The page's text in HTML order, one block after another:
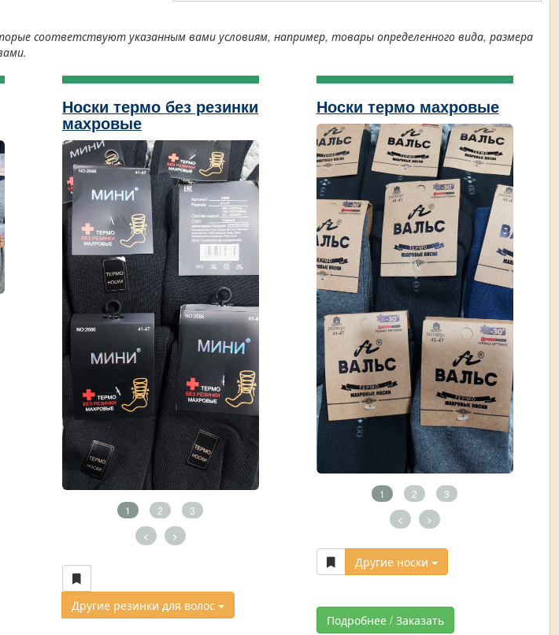
соответствуют указанным вами условиям, например, товары определенного вида, размера
Носки термо без резинки
махровые
1 2 3
< >
Другие резинки для волос
Носки термо махровые
1 2 3
< >
Другие носки
Подробнее / Заказать